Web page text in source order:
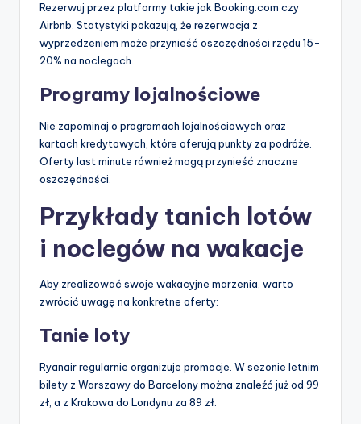
Rezerwuj przez platformy takie jak Booking.com czy
Airbnb. Statystyki pokazują, że rezerwacja z
wyprzedzeniem może przynieść oszczędności rzędu 15-
20% na noclegach.
Programy lojalnościowe
Nie zapominaj o programach lojalnościowych oraz
kartach kredytowych, które oferują punkty za podróże.
Oferty last minute również mogą przynieść znaczne
oszczędności.
Przykłady tanich lotów
i noclegów na wakacje
Aby zrealizować swoje wakacyjne marzenia, warto
zwrócić uwagę na konkretne oferty:
Tanie loty
Ryanair regularnie organizuje promocje. W sezonie letnim
bilety z Warszawy do Barcelony można znaleźć już od 99
zł, a z Krakowa do Londynu za 89 zł.